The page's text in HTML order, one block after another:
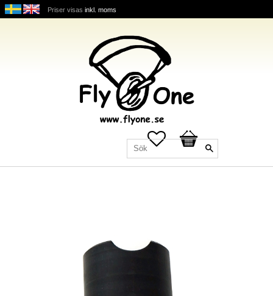
Priser visas inkl. moms
Favoriter
Kundvagn